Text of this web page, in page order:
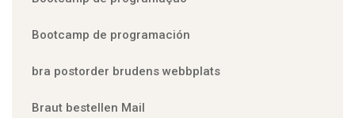
Bootcamp de programación
bra postorder brudens webbplats
Braut bestellen Mail